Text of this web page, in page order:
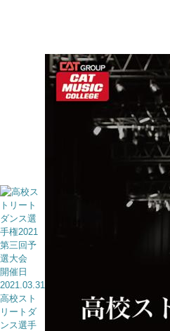
開催日
2021.03.31
高校スト
リートダ
ンス選手